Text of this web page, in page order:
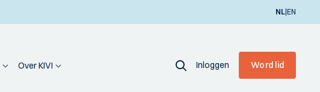
NL|EN
Over KIVI Inloggen Word lid